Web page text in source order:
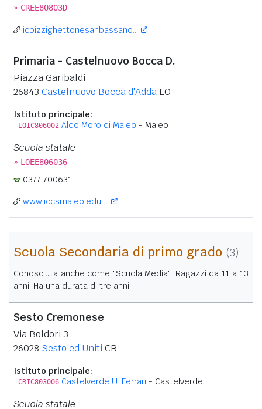
» CREE80803D
icpizzighettonesanbassano...
Primaria - Castelnuovo Bocca D.
Piazza Garibaldi
26843 Castelnuovo Bocca d'Adda LO
Istituto principale:
LOIC806002 Aldo Moro di Maleo - Maleo
Scuola statale
» LOEE806036
0377 700631
www.iccsmaleo.edu.it
Scuola Secondaria di primo grado (3)
Conosciuta anche come "Scuola Media". Ragazzi da 11 a 13
anni. Ha una durata di tre anni.
Sesto Cremonese
Via Boldori 3
26028 Sesto ed Uniti CR
Istituto principale:
CRIC803006 Castelverde U. Ferrari - Castelverde
Scuola statale